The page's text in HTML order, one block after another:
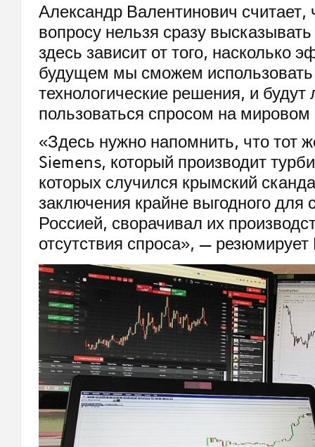
Александр Валентинович считает,
вопросу нельзя сразу
здесь зависит от того, насколько
будущем мы сможем
технологические решения, и будут
пользоваться спросом на
«Здесь нужно напомнить, что тот
Siemens, который производит
которых случился крымский
заключения крайне выгодного для
Россией, сворачивал их
отсутствия спроса», —